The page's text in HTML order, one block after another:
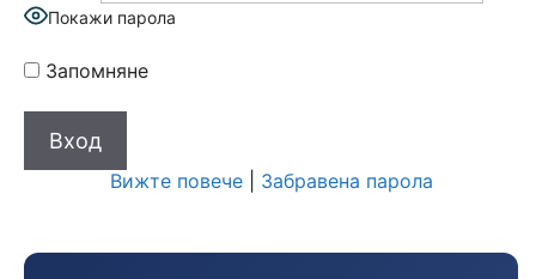
Покажи парола
Запомняне
Вижте повече| Забравена парола